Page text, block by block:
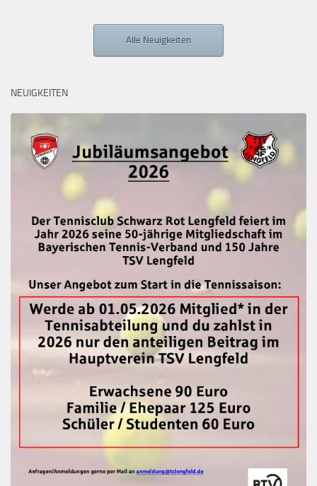
Alle Neuigkeiten
NEUIGKEITEN